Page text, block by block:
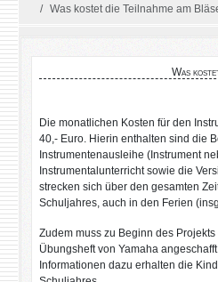
Was kostet die Teilnahme am
Was
Die monatlichen Kosten für den
40,- Euro. Hierin enthalten sind die
Instrumentenausleihe (Instrument
Instrumentalunterricht sowie die
strecken sich über den gesamten
Schuljahres, auch in den Ferien
Zudem muss zu Beginn des
Übungsheft von Yamaha
Informationen dazu erhalten die